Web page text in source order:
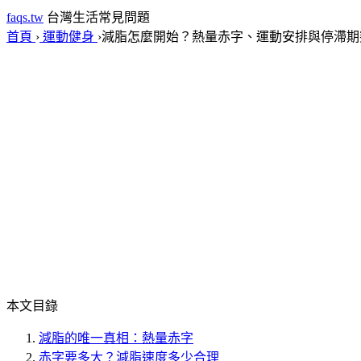
faqs.tw 台灣生活常見問題
首頁 › 運動健身 ›減脂怎麼開始？熱量赤字、運動安排與停滯
本文目錄
減脂的唯一真相：熱量赤字
赤字要多大？減脂速度多少合理